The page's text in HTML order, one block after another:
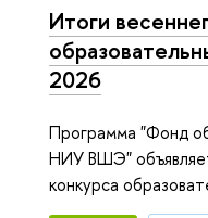
Итоги
2026
Программа "Фонд
НИУ ВШЭ"
конкурса